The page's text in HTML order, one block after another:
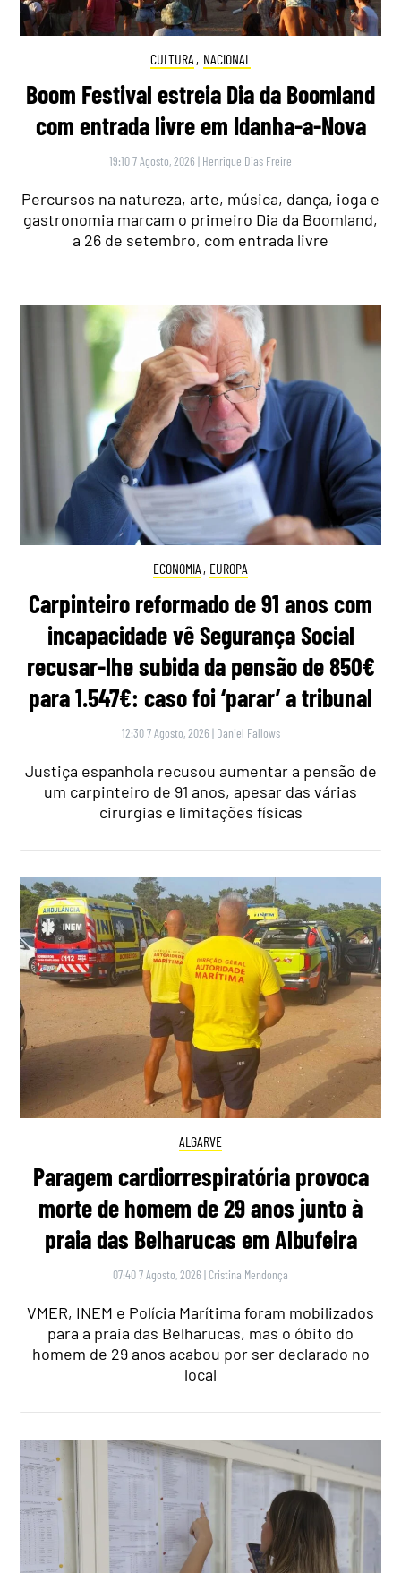
CULTURA , NACIONAL
Boom Festival estreia Dia da Boomland
com entrada livre em Idanha-a-Nova
19:10 7 Agosto, 2026 | Henrique Dias Freire
Percursos na natureza, arte, música, dança, ioga e
gastronomia marcam o primeiro Dia da Boomland,
a 26 de setembro, com entrada livre
ECONOMIA , EUROPA
Carpinteiro reformado de 91 anos com
incapacidade vê Segurança Social
recusar-lhe subida da pensão de 850€
para 1.547€: caso foi ‘parar’ a tribunal
12:30 7 Agosto, 2026 | Daniel Fallows
Justiça espanhola recusou aumentar a pensão de
um carpinteiro de 91 anos, apesar das várias
cirurgias e limitações físicas
ALGARVE
Paragem cardiorrespiratória provoca
morte de homem de 29 anos junto à
praia das Belharucas em Albufeira
07:40 7 Agosto, 2026 | Cristina Mendonça
VMER, INEM e Polícia Marítima foram mobilizados
para a praia das Belharucas, mas o óbito do
homem de 29 anos acabou por ser declarado no
local